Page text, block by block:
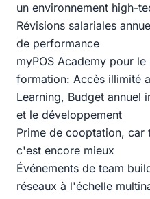
un environnement high-
Révisions salariales
de performance
myPOS Academy pour
formation: Accès illimité
Learning, Budget annuel
et le développement
Prime de cooptation, car
c'est encore mieux
Événements de team
réseaux à l'échelle